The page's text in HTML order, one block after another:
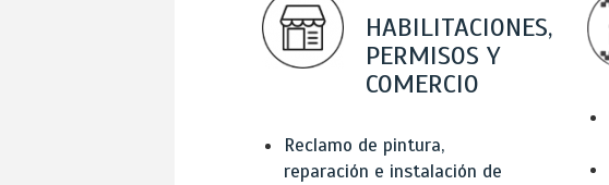
HABILITACIONES,
PERMISOS Y
COMERCIO
Reclamo de pintura,
reparación e instalación de